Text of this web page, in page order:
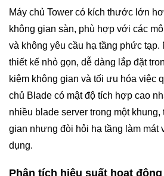
Máy chủ Tower có kích thước lớn
không gian sàn, phù hợp với các
và không yêu cầu hạ tầng phức
thiết kế nhỏ gọn, dễ dàng lắp đặt
kiệm không gian và tối ưu hóa việc
chủ Blade có mật độ tích hợp cao
nhiều blade server trong một khung,
gian nhưng đòi hỏi hạ tầng làm mát
dụng.
Phân tích hiệu suất hoạt động